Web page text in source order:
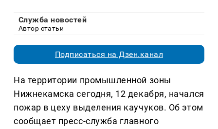
Служба новостей
Автор статьи
Подписаться на Дзен.канал
На территории промышленной зоны
Нижнекамска сегодня, 12 декабря, начался
пожар в цеху выделения каучуков. Об этом
сообщает пресс-служба главного